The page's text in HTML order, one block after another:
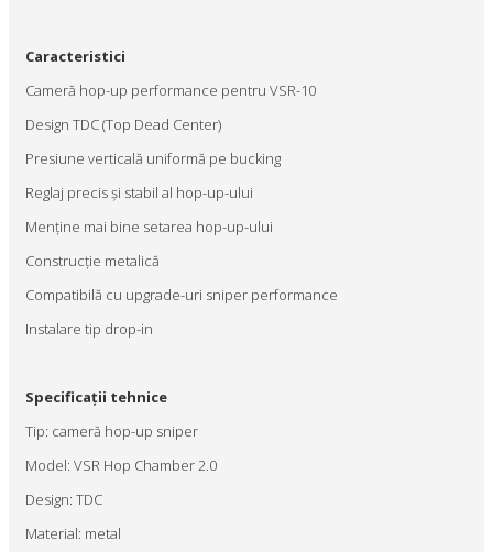
Caracteristici
Cameră hop-up performance pentru VSR-10
Design TDC (Top Dead Center)
Presiune verticală uniformă pe bucking
Reglaj precis și stabil al hop-up-ului
Menține mai bine setarea hop-up-ului
Construcție metalică
Compatibilă cu upgrade-uri sniper performance
Instalare tip drop-in
Specificații tehnice
Tip: cameră hop-up sniper
Model: VSR Hop Chamber 2.0
Design: TDC
Material: metal